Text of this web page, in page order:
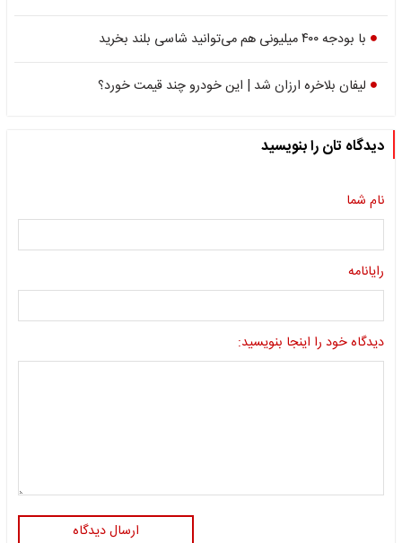
با بودجه ۴۰۰ میلیونی هم می‌توانید شاسی بلند بخرید
لیفان بلاخره ارزان شد | این خودرو چند قیمت خورد؟
دیدگاه تان را بنویسید
نام شما
رایانامه
دیدگاه خود را اینجا بنویسید:
ارسال دیدگاه